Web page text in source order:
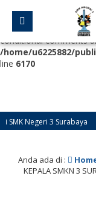
Deprecated
: Function
with an argument that is
conditional comments
/home/u6225882/
line 6170
3 Surabaya
info info terbaru dari
Anda ada di :
KEPALA SMKN 3